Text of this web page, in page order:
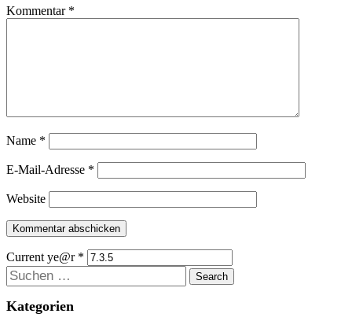
Kommentar *
Name *
E-Mail-Adresse *
Website
Current ye@r *
Suchen
Kategorien